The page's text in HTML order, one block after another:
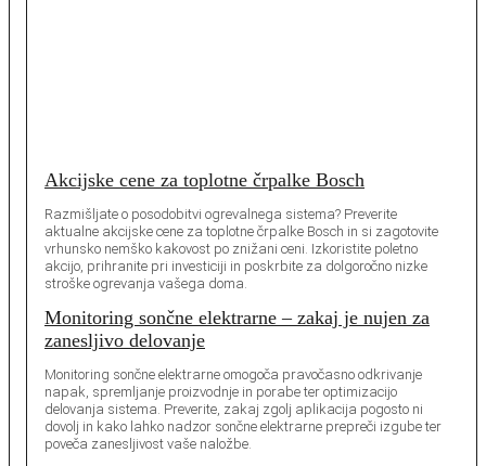
Akcijske cene za toplotne črpalke Bosch
Razmišljate o posodobitvi ogrevalnega sistema? Preverite
aktualne akcijske cene za toplotne črpalke Bosch in si zagotovite
vrhunsko nemško kakovost po znižani ceni. Izkoristite poletno
akcijo, prihranite pri investiciji in poskrbite za dolgoročno nizke
stroške ogrevanja vašega doma.
Monitoring sončne elektrarne – zakaj je nujen za
zanesljivo delovanje
Monitoring sončne elektrarne omogoča pravočasno odkrivanje
napak, spremljanje proizvodnje in porabe ter optimizacijo
delovanja sistema. Preverite, zakaj zgolj aplikacija pogosto ni
dovolj in kako lahko nadzor sončne elektrarne prepreči izgube ter
poveča zanesljivost vaše naložbe.